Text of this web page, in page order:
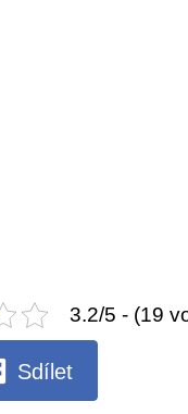
3.2/5 - (19
Sdílet